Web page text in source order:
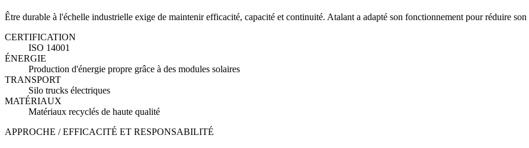
Être durable à l'échelle industrielle exige de maintenir efficacité, capacité et continuité. Atalant a adapté son fonctionnement pour réduire
CERTIFICATION
ISO 14001
ÉNERGIE
Production d'énergie propre grâce à des modules solaires
TRANSPORT
Silo trucks électriques
MATÉRIAUX
Matériaux recyclés de haute qualité
APPROCHE / EFFICACITÉ ET RESPONSABILITÉ